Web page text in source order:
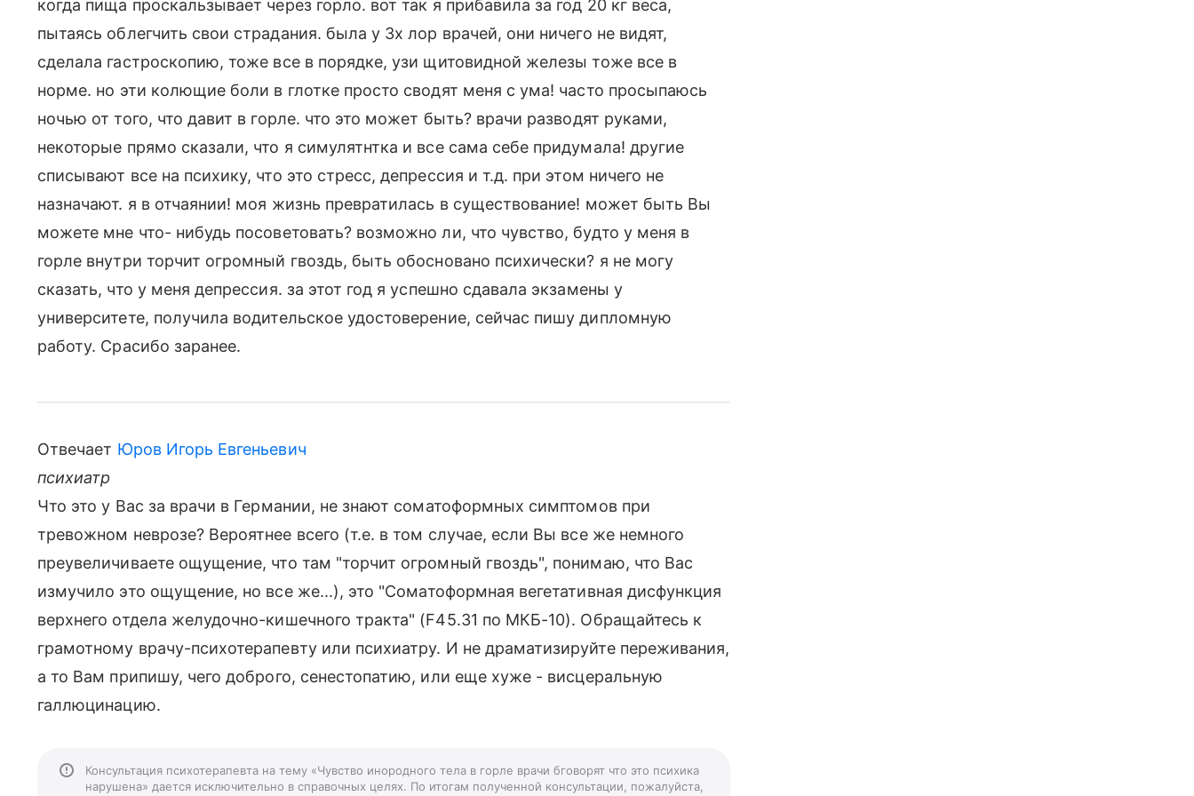
когда пища проскальзывает через горло. вот так я прибавила за год 20 кг веса,
пытаясь облегчить свои страдания. была у 3х лор врачей, они ничего не видят,
сделала гастроскопию, тоже все в порядке, узи щитовидной железы тоже все в
норме. но эти колющие боли в глотке просто сводят меня с ума! часто просыпаюсь
ночью от того, что давит в горле. что это может быть? врачи разводят руками,
некоторые прямо сказали, что я симулятнтка и все сама себе придумала! другие
списывают все на психику, что это стресс, депрессия и т.д. при этом ничего не
назначают. я в отчаянии! моя жизнь превратилась в существование! может быть Вы
можете мне что- нибудь посоветовать? возможно ли, что чувство, будто у меня в
горле внутри торчит огромный гвоздь, быть обосновано психически? я не могу
сказать, что у меня депрессия. за этот год я успешно сдавала экзамены у
университете, получила водительское удостоверение, сейчас пишу дипломную
работу. Срасибо заранее.
Отвечает Юров Игорь Евгеньевич
психиатр
Что это у Вас за врачи в Германии, не знают соматоформных симптомов при
тревожном неврозе? Вероятнее всего (т.е. в том случае, если Вы все же немного
преувеличиваете ощущение, что там "торчит огромный гвоздь", понимаю, что Вас
измучило это ощущение, но все же...), это "Соматоформная вегетативная дисфункция
верхнего отдела желудочно-кишечного тракта" (F45.31 по МКБ-10). Обращайтесь к
грамотному врачу-психотерапевту или психиатру. И не драматизируйте переживания,
а то Вам припишу, чего доброго, сенестопатию, или еще хуже - висцеральную
галлюцинацию.
Консультация психотерапевта на тему «Чувство инородного тела в горле врачи бговорят что это психика
нарушена» дается исключительно в справочных целях. По итогам полученной консультации, пожалуйста,